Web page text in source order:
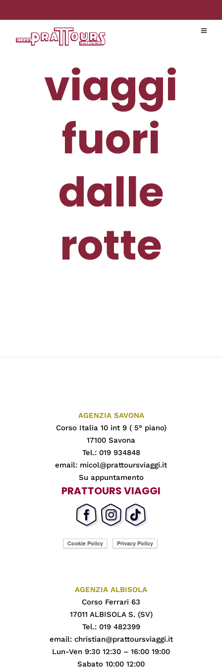
viaggi
fuori
dalle
rotte
AGENZIA SAVONA
Corso Italia 10 int 9 ( 5° piano)
17100 Savona
Tel.: 019 934848
email: micol@prattoursviaggi.it
Su appuntamento
PRATTOURS VIAGGI
AGENZIA ALBISOLA
Corso Ferrari 63
17011 ALBISOLA S. (SV)
Tel.: 019 482399
email: christian@prattoursviaggi.it
Lun-Ven 9:30 12:30 – 16:00 19:00
Sabato 10:00 12:00